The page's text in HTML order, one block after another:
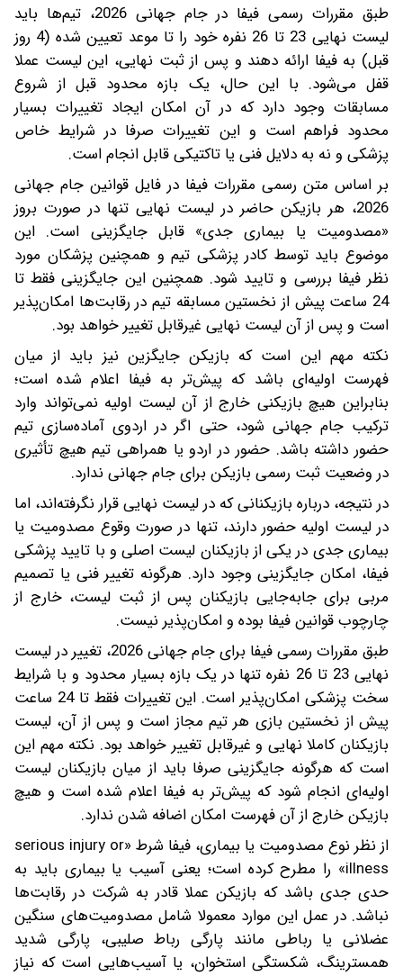
طبق مقررات رسمی فیفا در جام جهانی 2026، تیم‌ها باید
لیست نهایی 23 تا 26 نفره خود را تا موعد تعیین شده (4 روز
قبل) به فیفا ارائه دهند و پس از ثبت نهایی، این لیست عملا
قفل می‌شود. با این حال، یک بازه محدود قبل از شروع
مسابقات وجود دارد که در آن امکان ایجاد تغییرات بسیار
محدود فراهم است و این تغییرات صرفا در شرایط خاص
پزشکی و نه به دلایل فنی یا تاکتیکی قابل انجام است.
بر اساس متن رسمی مقررات فیفا در فایل قوانین جام جهانی
2026، هر بازیکن حاضر در لیست نهایی تنها در صورت بروز
«مصدومیت یا بیماری جدی» قابل جایگزینی است. این
موضوع باید توسط کادر پزشکی تیم و همچنین پزشکان مورد
نظر فیفا بررسی و تایید شود. همچنین این جایگزینی فقط تا
24 ساعت پیش از نخستین مسابقه تیم در رقابت‌ها امکان‌پذیر
است و پس از آن لیست نهایی غیرقابل تغییر خواهد بود.
نکته مهم این است که بازیکن جایگزین نیز باید از میان
فهرست اولیه‌ای باشد که پیش‌تر به فیفا اعلام شده است؛
بنابراین هیچ بازیکنی خارج از آن لیست اولیه نمی‌تواند وارد
ترکیب جام جهانی شود، حتی اگر در اردوی آماده‌سازی تیم
حضور داشته باشد. حضور در اردو یا همراهی تیم هیچ تأثیری
در وضعیت ثبت رسمی بازیکن برای جام جهانی ندارد.
در نتیجه، درباره بازیکنانی که در لیست نهایی قرار نگرفته‌اند، اما
در لیست اولیه حضور دارند، تنها در صورت وقوع مصدومیت یا
بیماری جدی در یکی از بازیکنان لیست اصلی و با تایید پزشکی
فیفا، امکان جایگزینی وجود دارد. هرگونه تغییر فنی یا تصمیم
مربی برای جابه‌جایی بازیکنان پس از ثبت لیست، خارج از
چارچوب قوانین فیفا بوده و امکان‌پذیر نیست.
طبق مقررات رسمی فیفا برای جام جهانی 2026، تغییر در لیست
نهایی 23 تا 26 نفره تنها در یک بازه بسیار محدود و با شرایط
سخت پزشکی امکان‌پذیر است. این تغییرات فقط تا 24 ساعت
پیش از نخستین بازی هر تیم مجاز است و پس از آن، لیست
بازیکنان کاملا نهایی و غیرقابل تغییر خواهد بود. نکته مهم این
است که هرگونه جایگزینی صرفا باید از میان بازیکنان لیست
اولیه‌ای انجام شود که پیش‌تر به فیفا اعلام شده است و هیچ
بازیکن خارج از آن فهرست امکان اضافه شدن ندارد.
از نظر نوع مصدومیت یا بیماری، فیفا شرط «serious injury or
illness» را مطرح کرده است؛ یعنی آسیب یا بیماری باید به
حدی جدی باشد که بازیکن عملا قادر به شرکت در رقابت‌ها
نباشد. در عمل این موارد معمولا شامل مصدومیت‌های سنگین
عضلانی یا رباطی مانند پارگی رباط صلیبی، پارگی شدید
همسترینگ، شکستگی استخوان، یا آسیب‌هایی است که نیاز